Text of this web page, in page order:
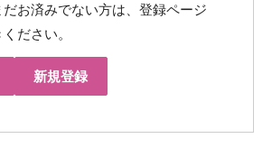
お済みでない方は、登録ページ
ださい。
新規登録